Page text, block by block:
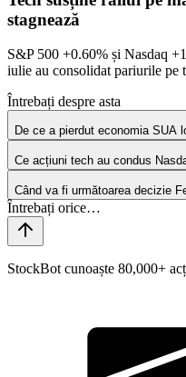
stagnează
S&P 500 +0.60% și Nasdaq
iulie au consolidat pariurile pe
Întrebați despre asta
De ce a pierdut economia SUA
Ce acțiuni tech au condus
Când va fi următoarea decizie
StockBot cunoaște 80,000+